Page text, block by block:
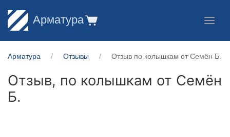
Арматура
Арматура Отзывы Отзыв по колышкам от Семён Б.
Отзыв, по колышкам от Семён
Б.